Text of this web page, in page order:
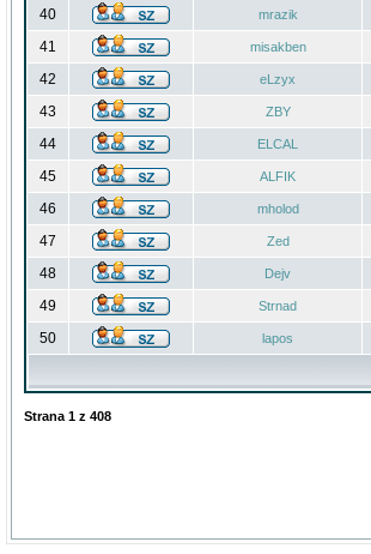
40 mrazik
41 misakben
42 eLzyx
43 ZBY
44 ELCAL
45 ALFIK
46 mholod
47 Zed
48 Dejv
49 Strnad
50 lapos
Strana 1 z 408